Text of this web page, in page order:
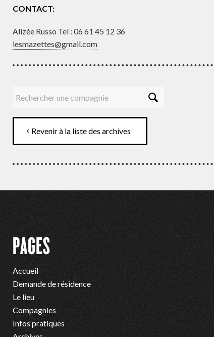
CONTACT:
Alizée Russo Tel : 06 61 45 12 36
lesmazettes@gmail.com
Revenir à la liste des archives
PAGES
Accueil
Demande de résidence
Le lieu
Compagnies
Infos pratiques